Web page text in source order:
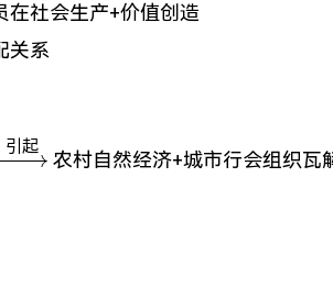
在社会生产+价值创造
关系
引
引起
农村自然经济+城市行会组织瓦